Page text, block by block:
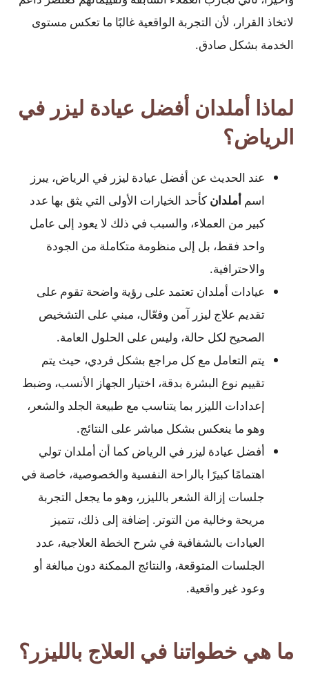
لاتخاذ القرار، لأن التجربة الواقعية غالبًا ما تعكس مستوى
الخدمة بشكل صادق.
لماذا أملدان أفضل عيادة ليزر في
الرياض؟
عند الحديث عن أفضل عيادة ليزر في الرياض، يبرز
اسمأملدان كأحد الخيارات الأولى التي يثق بها عدد
كبير من العملاء، والسبب في ذلك لا يعود إلى عامل
واحد فقط، بل إلى منظومة متكاملة من الجودة
والاحترافية.
عيادات أملدان تعتمد على رؤية واضحة تقوم على
تقديم علاج ليزر آمن وفعّال، مبني على التشخيص
الصحيح لكل حالة، وليس على الحلول العامة.
يتم التعامل مع كل مراجع بشكل فردي، حيث يتم
تقييم نوع البشرة بدقة، اختيار الجهاز الأنسب، وضبط
إعدادات الليزر بما يتناسب مع طبيعة الجلد والشعر،
وهو ما ينعكس بشكل مباشر على النتائج.
أفضل عيادة ليزر في الرياض كما أن أملدان تولي
اهتمامًا كبيرًا بالراحة النفسية والخصوصية، خاصة في
جلسات إزالة الشعر بالليزر، وهو ما يجعل التجربة
مريحة وخالية من التوتر. إضافة إلى ذلك، تتميز
العيادات بالشفافية في شرح الخطة العلاجية، عدد
الجلسات المتوقعة، والنتائج الممكنة دون مبالغة أو
وعود غير واقعية.
ما هي خطواتنا في العلاج بالليزر؟